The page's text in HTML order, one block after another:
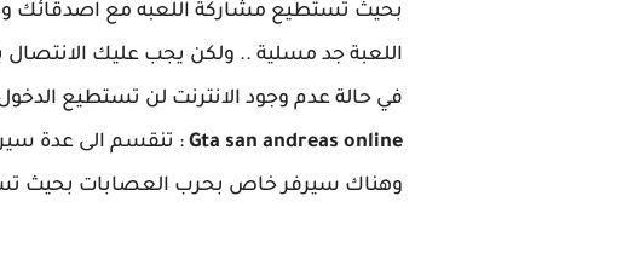
بحيث تستطيع مشاركة اللعبه مع اصدقائك
اللعبة جد مسلية .. ولكن يجب عليك الانتصال
في حالة عدم وجود الانترنت لن تستطيع الدخول
Gta san andreas online : تنقسم الى عدة
وهناك سيرفر خاص بحرب العصابات بحيث